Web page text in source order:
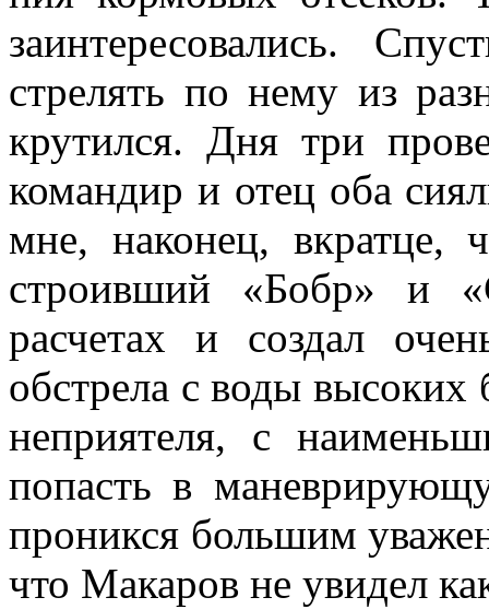
заинтересовались.
стрелять по нему из
крутился. Дня три
командир и отец оба
мне, на­конец, вкратце,
строивший «Бобр» и
расчетах и создал
обстрела с воды высоких
неприятеля, с
попасть в
про­никся большим
что Макаров не увидел